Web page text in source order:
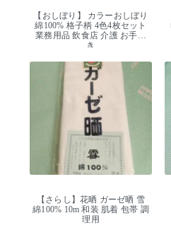
【おしぼり】 カラーおしぼり
綿100% 格子柄 4色4枚セット
業務用品 飲食店 介護 お手拭
き
【さらし】花晒 ガーゼ晒 雪
綿100% 10m 和装 肌着 包帯 調
理用